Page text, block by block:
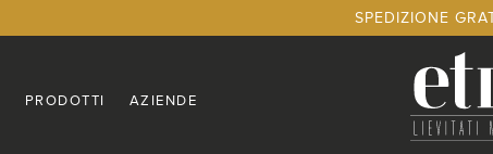
SPEDIZIONE
PRODOTTI AZIENDE